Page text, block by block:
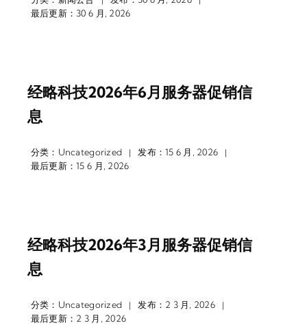
最后更新：30 6 月, 2026
经略科技2026年6月服务器促销信
息
分类： Uncategorized | 发布：15 6 月, 2026
|
最后更新：15 6 月, 2026
经略科技2026年3月服务器促销信
息
分类： Uncategorized | 发布：2 3 月, 2026
|
最后更新：2 3 月, 2026